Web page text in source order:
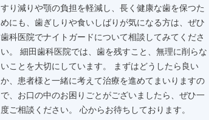
すり減りや顎の負担を軽減し、長く健康な歯を保つた
めにも、歯ぎしりや食いしばりが気になる方は、ぜひ
歯科医院でナイトガードについて相談してみてくださ
い。 細田歯科医院では、歯を残すこと、無理に削らな
いことを大切にしています。 まずはどうしたら良い
か、患者様と一緒に考えて治療を進めてまいりますの
で、お口の中のお困りごとがございましたら、ぜひ一
度ご相談ください。 心からお待ちしております。